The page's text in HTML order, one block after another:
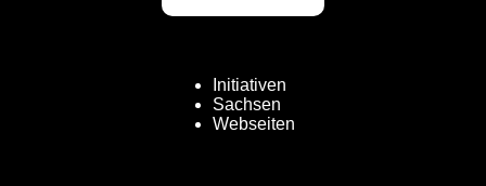
Initiativen
Sachsen
Webseiten